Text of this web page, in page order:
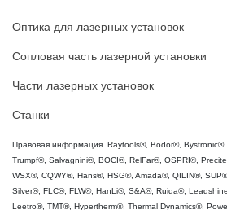
Оптика для лазерных установок
Сопловая часть лазерной установки
Части лазерных установок
Станки
Правовая информация. Raytools®, Bodor®, Bystronic®,
Trumpf®, Salvagnini®, BOCI®, RelFar®, OSPRI®,
WSX®, CQWY®, Hans®, HSG®, Amada®, QILIN®,
Silver®, FLC®, FLW®, HanLi®, S&A®, Ruida®,
Leetro®, TMT®, Hypertherm®, Thermal Dynamics®,